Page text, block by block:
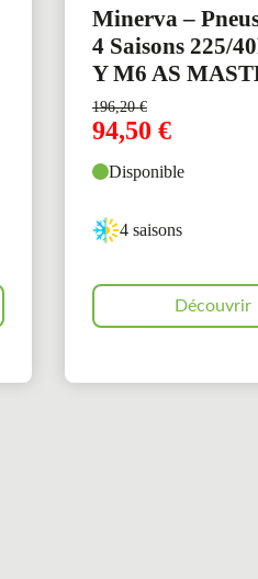
Minerva –
4 Saisons 225/
Y M6 AS
196,20€
94,50 €
Disponible
4 saisons
Découvrir